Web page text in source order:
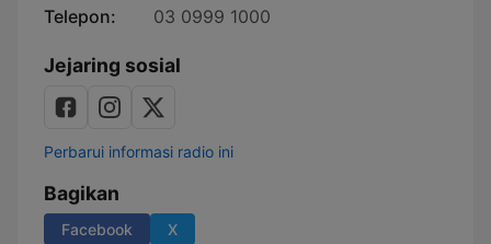
Telepon:
03 0999 1000
Jejaring sosial
Perbarui informasi radio ini
Bagikan
Facebook X